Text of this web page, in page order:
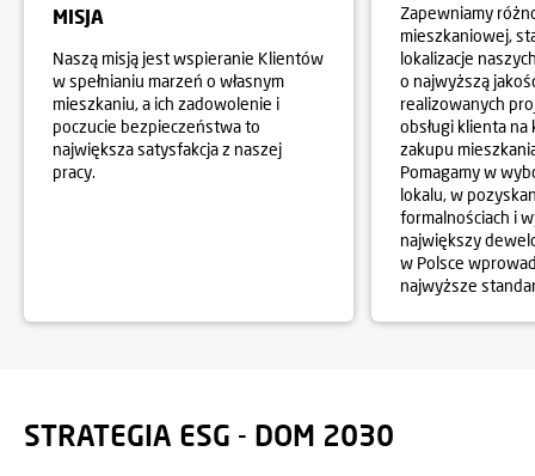
MISJA
Naszą misją jest wspieranie Klientów
w spełnianiu marzeń o własnym
mieszkaniu, a ich zadowolenie i
poczucie bezpieczeństwa to
największa satysfakcja z naszej
pracy.
Zapewniamy
mieszkaniowej,
lokalizacje
o najwyższą
realizowanych
obsługi klienta na
zakupu
Pomagamy w
lokalu, w
formalnościach i
największy
w Polsce
najwyższe
STRATEGIA ESG - DOM 2030